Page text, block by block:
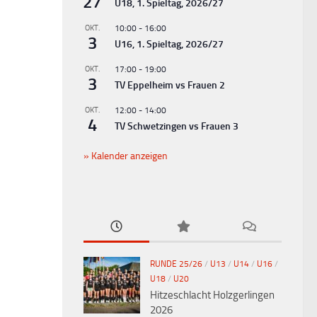
U18, 1. Spieltag, 2026/27
OKT.
3
10:00 - 16:00
U16, 1. Spieltag, 2026/27
OKT.
3
17:00 - 19:00
TV Eppelheim vs Frauen 2
OKT.
4
12:00 - 14:00
TV Schwetzingen vs Frauen 3
Kalender anzeigen
RUNDE 25/26 / U13 / U14 / U16 /
U18 / U20
Hitzeschlacht Holzgerlingen
2026